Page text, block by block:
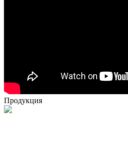
Продукция